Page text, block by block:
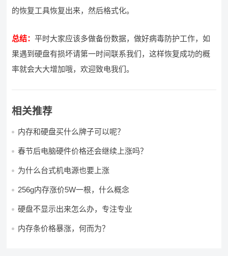
的恢复工具恢复出来，然后格式化。
总结：平时大家应该多做备份数据，做好病毒防护工作，如
果遇到硬盘有损坏请第一时间联系我们，这样恢复成功的概
率就会大大增加哦，欢迎致电我们。
相关推荐
内存和硬盘买什么牌子可以呢？
春节后电脑硬件价格还会继续上涨吗？
为什么台式机电源也要上涨
256g内存涨价5W一根，什么概念
硬盘不显示出来怎么办，专注专业
内存条价格暴涨，何而为？